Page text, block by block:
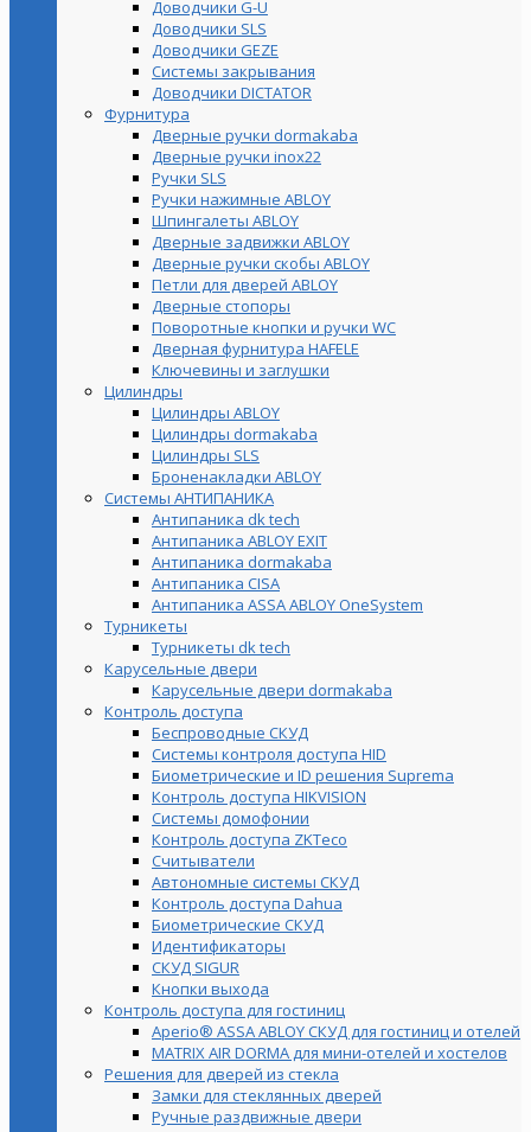
Доводчики G-U
Доводчики SLS
Доводчики GEZE
Cистемы закрывания
Доводчики DICTATOR
Фурнитура
Дверные ручки dormakaba
Дверные ручки inox22
Ручки SLS
Ручки нажимные ABLOY
Шпингалеты ABLOY
Дверные задвижки ABLOY
Дверные ручки скобы ABLOY
Петли для дверей ABLOY
Дверные стопоры
Поворотные кнопки и ручки WC
Дверная фурнитура HAFELE
Ключевины и заглушки
Цилиндры
Цилиндры ABLOY
Цилиндры dormakaba
Цилиндры SLS
Броненакладки ABLOY
Системы АНТИПАНИКА
Антипаника dk tech
Антипаника ABLOY EXIT
Антипаника dormakaba
Антипаника СISA
Антипаника ASSA ABLOY OneSystem
Турникеты
Турникеты dk tech
Карусельные двери
Карусельные двери dormakaba
Контроль доступа
Беспроводные СКУД
Системы контроля доступа HID
Биометрические и ID решения Suprema
Контроль доступа HIKVISION
Системы домофонии
Контроль доступа ZKTeco
Считыватели
Автономные системы СКУД
Контроль доступа Dahua
Биометрические СКУД
Идентификаторы
СКУД SIGUR
Кнопки выхода
Контроль доступа для гостиниц
Aperio® ASSA ABLOY СКУД для гостиниц и отелей
MATRIX AIR DORMA для мини-отелей и хостелов
Решения для дверей из стекла
Замки для стеклянных дверей
Ручные раздвижные двери